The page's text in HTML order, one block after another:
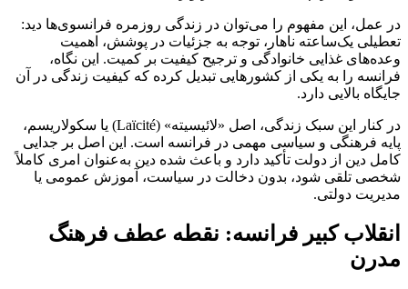
در عمل، این مفهوم را می‌توان در زندگی روزمره فرانسوی‌ها دید:
تعطیلی یک‌ساعته ناهار، توجه به جزئیات در پوشش، اهمیت
وعده‌های غذایی خانوادگی و ترجیح کیفیت بر کمیت. این نگاه،
فرانسه را به یکی از کشورهایی تبدیل کرده که کیفیت زندگی در آن
جایگاه بالایی دارد.
در کنار این سبک زندگی، اصل «لائیسیته» (Laïcité) یا سکولاریسم،
پایه فرهنگی و سیاسی مهمی در فرانسه است. این اصل بر جدایی
کامل دین از دولت تأکید دارد و باعث شده دین به‌عنوان امری کاملاً
شخصی تلقی شود، بدون دخالت در سیاست، آموزش عمومی یا
مدیریت دولتی.
انقلاب کبیر فرانسه: نقطه عطف فرهنگ
مدرن